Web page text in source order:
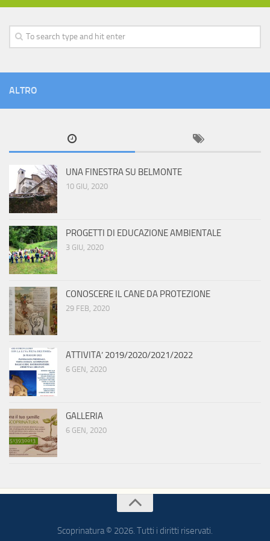
ALTRO
UNA FINESTRA SU BELMONTE
10 GIU, 2020
PROGETTI DI EDUCAZIONE AMBIENTALE
3 GIU, 2020
CONOSCERE IL CANE DA PROTEZIONE
29 FEB, 2020
ATTIVITA’ 2019/2020/2021/2022
6 GEN, 2020
GALLERIA
6 GEN, 2020
Scoprinatura © 2026. Tutti i diritti riservati.